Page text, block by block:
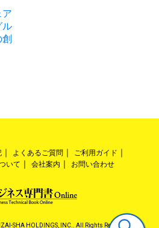
ア
ル
よくあるご質問
ご利用ガイド
いて
会社案内 お問い合わせ
SHA HOLDINGS, INC.. All Rights Reserved